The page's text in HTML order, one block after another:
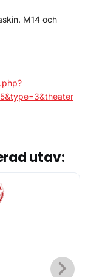
M14 och
utav: